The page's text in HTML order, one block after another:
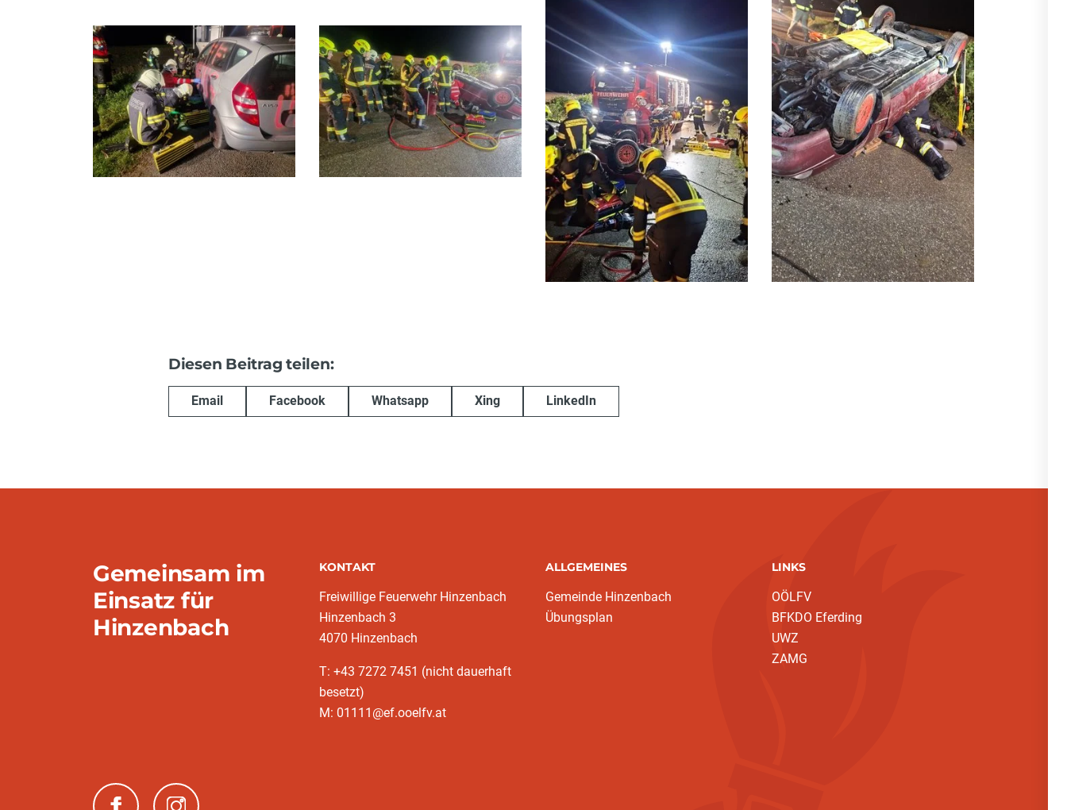
Diesen Beitrag teilen:
Email Facebook Whatsapp Xing LinkedIn
Gemeinsam im
Einsatz für
Hinzenbach
KONTAKT
Freiwillige Feuerwehr Hinzenbach
Hinzenbach 3
4070 Hinzenbach
T: +43 7272 7451 (nicht dauerhaft
besetzt)
M: 01111@ef.ooelfv.at
ALLGEMEINES
Gemeinde Hinzenbach
Übungsplan
LINKS
OÖLFV
BFKDO Eferding
UWZ
ZAMG